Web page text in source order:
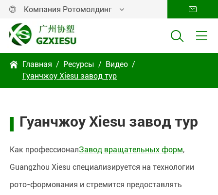
 Компания Ротомолдинг 
 
 Главная Ресурсы
Видео
Гуанчжоу Xiesu завод тур
Гуанчжоу Xiesu завод тур
Как профессионалЗавод вращательных форм,
Guangzhou Xiesu специализируется на технологии
рото-формования и стремится предоставлять